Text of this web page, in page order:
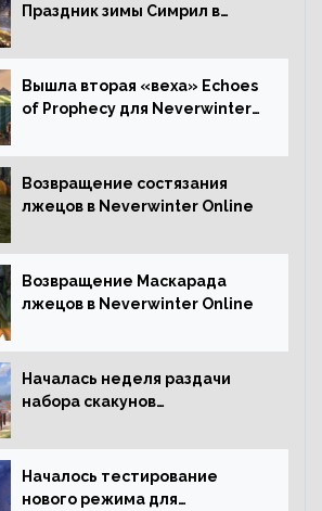
Праздник зимы Симрил в
Вышла вторая «веха» Echoes
of Prophecy для Neverwinter
Возвращение состязания
лжецов в Neverwinter Online
Возвращение Маскарада
лжецов в Neverwinter Online
Началась неделя раздачи
набора скакунов
Началось тестирование
нового режима для